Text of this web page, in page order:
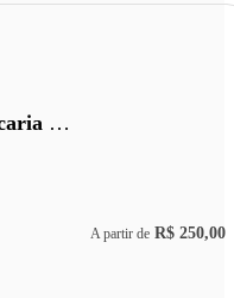
Restaurante e Churrascaria São Cristóvão
A partir de R$ 250,00